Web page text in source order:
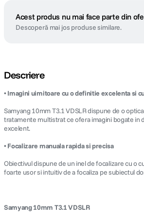
Acest produs nu mai face parte din
Descoperă mai jos produse similare.
Descriere
• Imagini uimitoare cu o definitie excelenta si
Samyang 10mm T3.1 VDSLR dispune de o
tratamente multistrat ce ofera imagini bogate in
excelent.
• Focalizare manuala rapida si precisa
Obiectivul dispune de un inel de focalizare cu o
foarte usor si intuitiv de a focaliza pe subiectul
Samyang 10mm T3.1 VDSLR